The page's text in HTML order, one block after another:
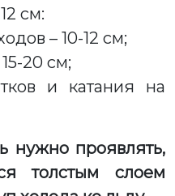
см:
– 10-12 см;
20 см;
и катания на
нужно проявлять,
толстым слоем